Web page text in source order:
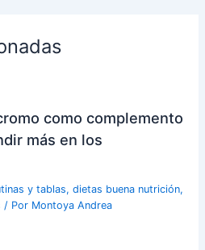
como complemento
más en los
y tablas, dietas buena nutrición,
/ Por Montoya Andrea